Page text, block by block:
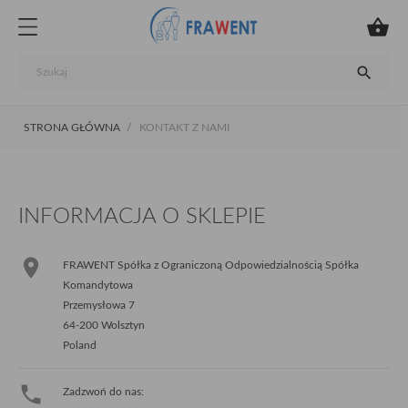


STRONA GŁÓWNA KONTAKT Z NAMI
INFORMACJA O SKLEPIE

FRAWENT Spółka z Ograniczoną Odpowiedzialnością Spółka
Komandytowa
Przemysłowa 7
64-200 Wolsztyn
Poland

Zadzwoń do nas: